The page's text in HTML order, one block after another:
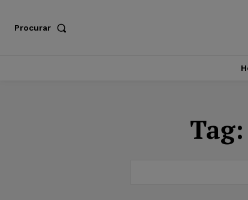
Procurar
Tag: